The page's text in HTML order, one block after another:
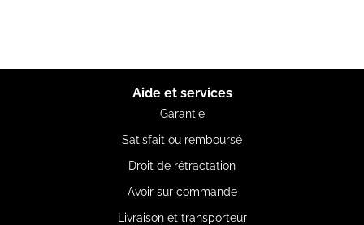
Aide et services
Garantie
Satisfait ou remboursé
Droit de rétractation
Avoir sur commande
Livraison et transporteur